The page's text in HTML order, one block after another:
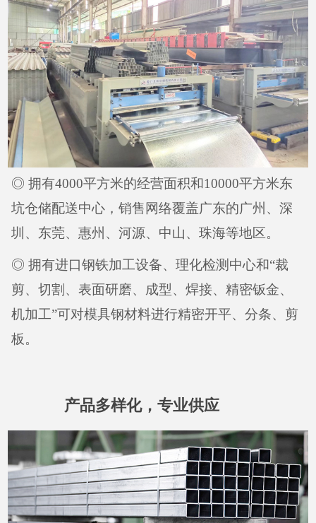
◎ 拥有4000平方米的经营面积和10000平方米东
坑仓储配送中心，销售网络覆盖广东的广州、深
圳、东莞、惠州、河源、中山、珠海等地区。
◎ 拥有进口钢铁加工设备、理化检测中心和“裁
剪、切割、表面研磨、成型、焊接、精密钣金、
机加工”可对模具钢材料进行精密开平、分条、剪
板。
产品多样化，专业供应